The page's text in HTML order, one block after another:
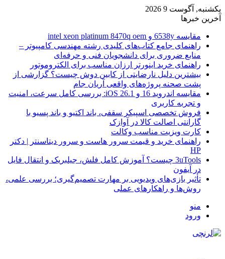
یکشنبه, آگوست 9 2026
آخرین خبرها
مقایسه 6538y و intel xeon platinum 8470q oem
راهنمای جامع کتاب‌های کلیدی رشته مهندسی کامپیوتر –
منابع ضروری برای دانشجویان فنی و حرفه‌ای
راهنمای خرید اینورتر ارزان مناسب برای الکتروموتور
بیشترین دلیل نارضایتی از کابین دوش چیست؟ گزارشی از
پشت صحنه پروژه‌های واقعی آریان جام
مقایسه اندروید 16 و iOS 26.1: بررسی کامل سرعت، امنیت
و تجربه کاربری
فروش تخصصی اسپیکر سقفی، باند اکتیو و باند پسیو با
گارانتی اصالت کالا در آوازک
کارت ویزیت مناسب وکالت
راهنمای خرید و قیمت سرور هاست و سرور دیتاسنتر | دکتر
HP
3uTools چیست؟ آموزش کامل فلش، جیلبریک و انتقال فایل
در آیفون
تأثیر بازی‌های ویدیویی بر مهارت تصمیم‌گیری؛ بررسی علمی،
روش‌ها و راهکارهای عملی
منو
ورود